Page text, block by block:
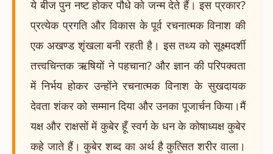
ये बीज पुन नष्ट होकर पौधे को जन्म देते हैं। इस प्रकार?
प्रत्येक प्रगति और विकास के पूर्व रचनात्मक विनाश की
एक अखण्ड शृंखला बनी रहती है। इस तथ्य को सूक्ष्मदर्शी
तत्त्वचिन्तक ऋषियों ने पहचाना? और ज्ञान की परिपक्वता
में निर्भय होकर उन्होंने रचनात्मक विनाश के सुखदायक
देवता शंकर को सम्मान दिया और उनका पूजार्चन किया।मैं
यक्ष और राक्षसों में कुबेर हूँ स्वर्ग के धन के कोषाध्यक्ष कुबेर
कहे जाते हैं। कुबेर शब्द का अर्थ है कुत्सित शरीर वाला।